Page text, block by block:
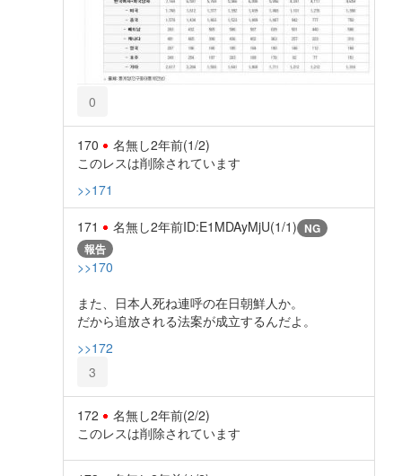
0
170 名無し2年前(1/2)
このレスは削除されています
>>171
171 名無し2年前ID:E1MDAyMjU(1/1) NG
報告
>>170
また、日本人死ね連呼の在日朝鮮人か。
だから追放される法案が成立するんだよ。
>>172
3
172 名無し2年前(2/2)
このレスは削除されています